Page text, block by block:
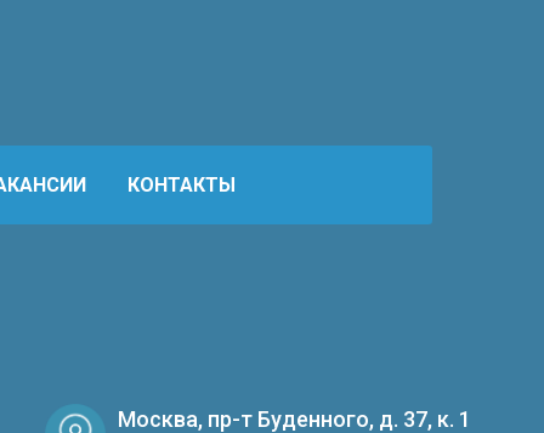
Москва, пр-т Буденного, д. 37, к. 1
КОНТАКТЫ